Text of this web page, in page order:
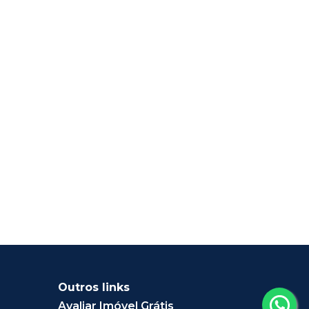
Outros links
Avaliar Imóvel Grátis